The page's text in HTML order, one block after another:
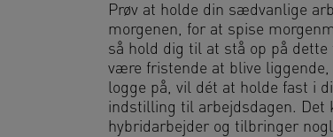
Prøv at holde din sædvanlige
morgenen, for at spise
så hold dig til at stå op på
være fristende at blive
logge på, vil dét at holde fast i
indstilling til arbejdsdagen.
hybridarbejder og tilbringer